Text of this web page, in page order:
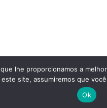
lhe proporcionamos a
este site, assumiremos que
Ok